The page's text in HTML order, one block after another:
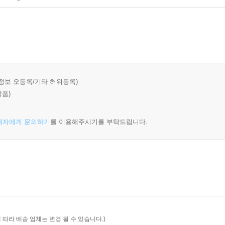
보 오등록/기타 허위등록)
품)
자에게 문의하기 를 이용해주시기를 부탁드립니다.
라 배송 업체는 변경 될 수 있습니다.)